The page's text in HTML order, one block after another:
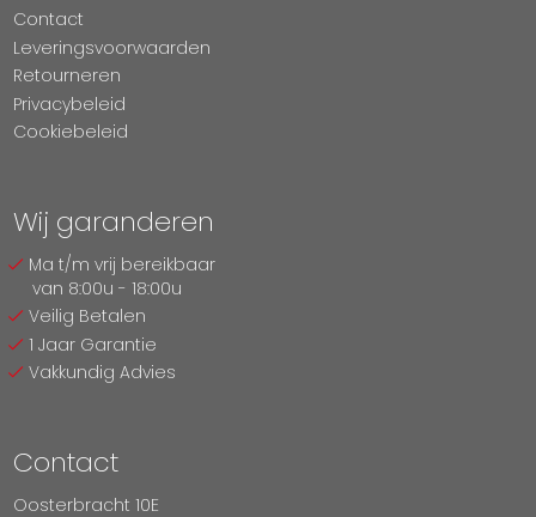
Contact
Leveringsvoorwaarden
Retourneren
Privacybeleid
Cookiebeleid
Wij garanderen
Ma t/m vrij bereikbaar
van 8:00u - 18:00u
Veilig Betalen
1 Jaar Garantie
Vakkundig Advies
Contact
Oosterbracht 10E